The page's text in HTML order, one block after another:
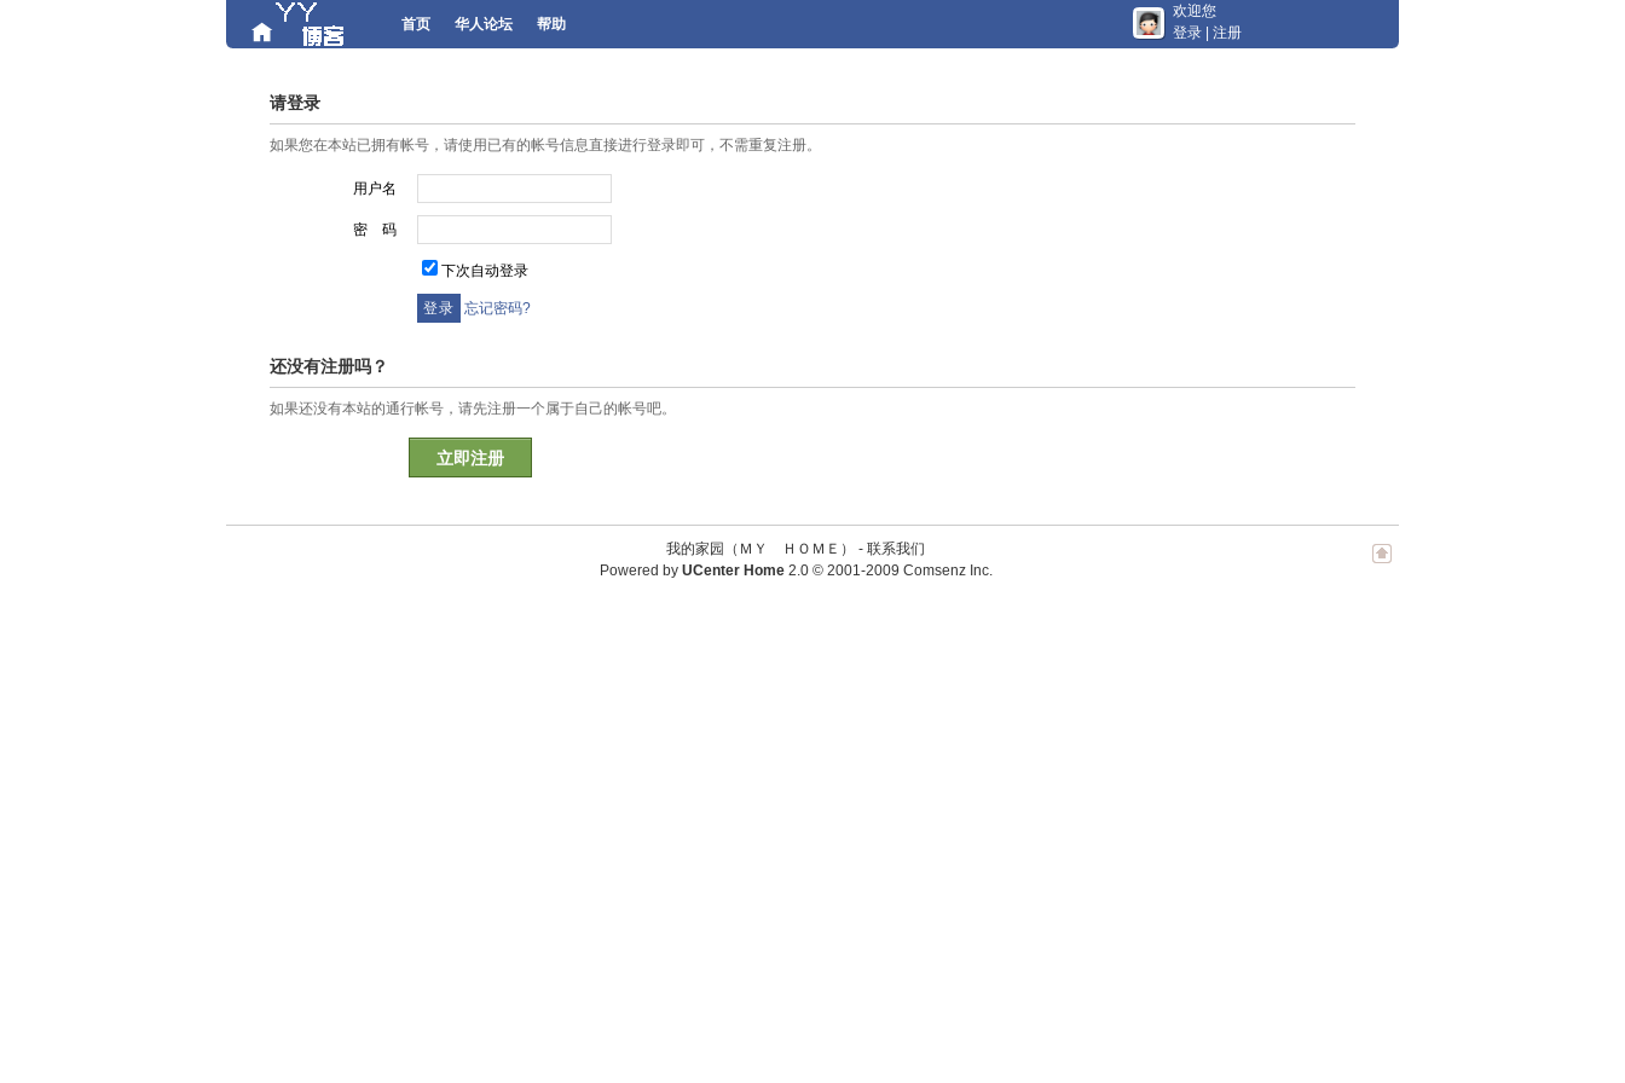
首页 华人论坛 帮助
欢迎您
登录
注册
请登录
如果您在本站已拥有帐号，请使用已有的帐号信息直接进行登录即可，不需重复注册。
用户名
密 码
下次自动登录
忘记密码?
还没有注册吗？
如果还没有本站的通行帐号，请先注册一个属于自己的帐号吧。
立即注册
我的家园（ＭＹ ＨＯＭＥ） - 联系我们
Powered by UCenter Home 2.0© 2001-2009 Comsenz Inc.